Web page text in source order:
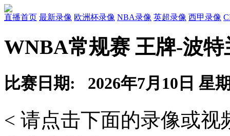
直播首页 最新录像 欧洲杯录像 NBA录像 英超录像 西甲录像
WNBA常规赛 王牌-波
比赛日期: 2026年7月10日 星
< 请点击下面的录像或